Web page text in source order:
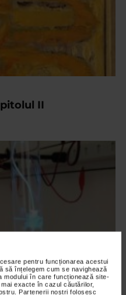
pentru funcționarea acestui
să înțelegem cum se navighează
modului în care funcționează site-
exacte în cazul căutărilor,
Partenerii noștri folosesc
II